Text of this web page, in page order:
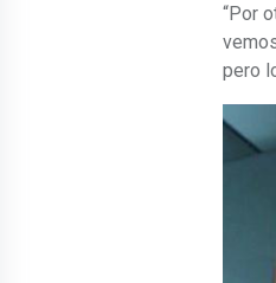
“Por
pero